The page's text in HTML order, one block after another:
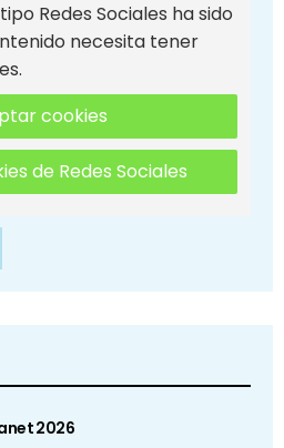
Redes Sociales ha sido
necesita tener
cookies
de Redes Sociales
2026